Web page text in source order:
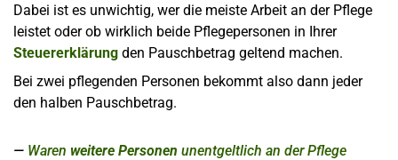
Dabei ist es unwichtig, wer die meiste Arbeit an der Pflege
leistet oder ob wirklich beide Pflegepersonen in Ihrer
Steuererklärung den Pauschbetrag geltend machen.
Bei zwei pflegenden Personen bekommt also dann jeder
den halben Pauschbetrag.
Waren weitere Personen unentgeltlich an der Pflege